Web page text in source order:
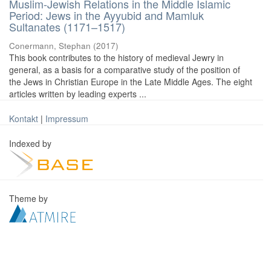
Muslim-Jewish Relations in the Middle Islamic
Period: Jews in the Ayyubid and Mamluk
Sultanates (1171–1517)
Conermann, Stephan (2017)
This book contributes to the history of medieval Jewry in
general, as a basis for a comparative study of the position of
the Jews in Christian Europe in the Late Middle Ages. The eight
articles written by leading experts ...
Kontakt | Impressum
Indexed by
Theme by